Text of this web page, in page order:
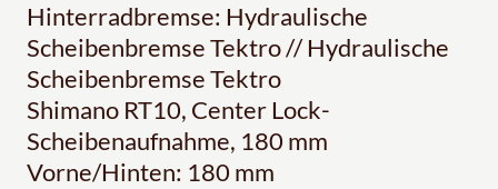
Hinterradbremse: Hydraulische
Scheibenbremse Tektro // Hydraulische
Scheibenbremse Tektro
Shimano RT10, Center Lock-
Scheibenaufnahme, 180 mm
Vorne/Hinten: 180 mm